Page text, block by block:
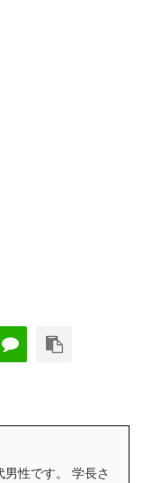
性です。 学長さ